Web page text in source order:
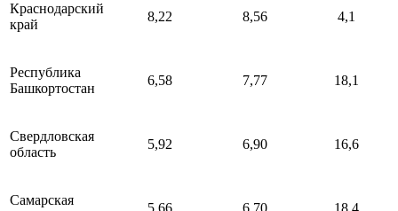
Краснодарский
край
8,22 8,56 4,1
Республика
Башкортостан
6,58 7,77 18,1
Свердловская
область
5,92 6,90 16,6
Самарская